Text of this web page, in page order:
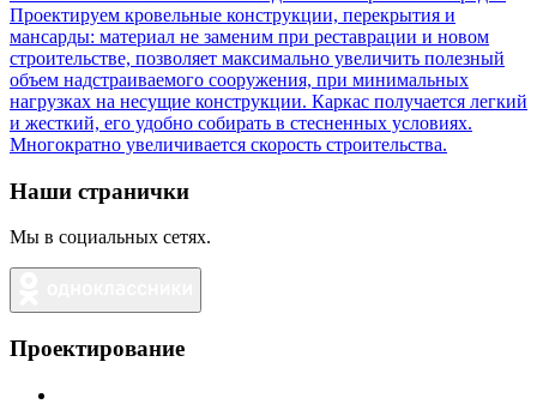
Наши странички
Мы в социальных сетях.
Проектирование